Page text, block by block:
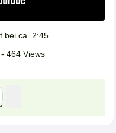
bei ca. 2:45
- 464 Views